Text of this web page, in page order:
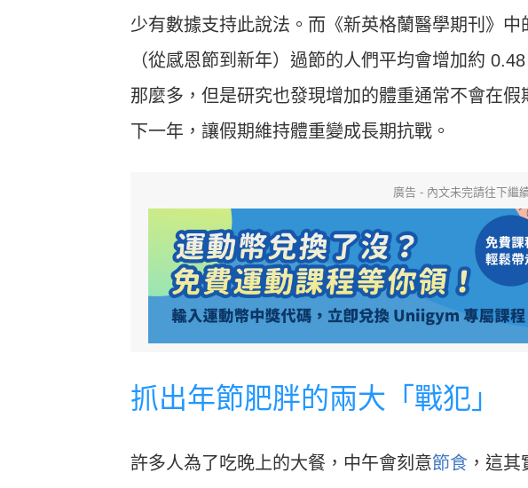
少有數據支持此說法。而《新英格蘭醫學期刊》
（從感恩節到新年）過節的人們平均會增加約
那麼多，但是研究也發現增加的體重通常不會在
下一年，讓假期維持體重變成長期抗戰。
廣告 - 內文未完請往下繼
抓出年節肥胖的兩大「戰犯」
許多人為了吃晚上的大餐，中午會刻意節食 ，這